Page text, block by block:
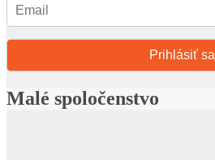
Prihlásiť sa
Malé spoločenstvo